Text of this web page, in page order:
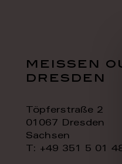
meissen
dresden
Töpferstraße 2
01067 Dresden
Sachsen
T: +49 351 5 01